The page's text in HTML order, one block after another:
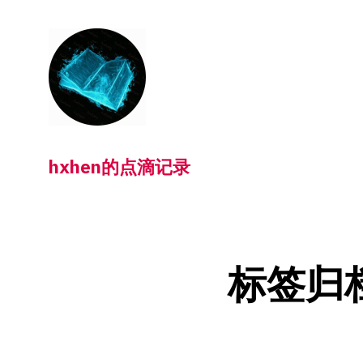
hxhen的点滴记录
标签归